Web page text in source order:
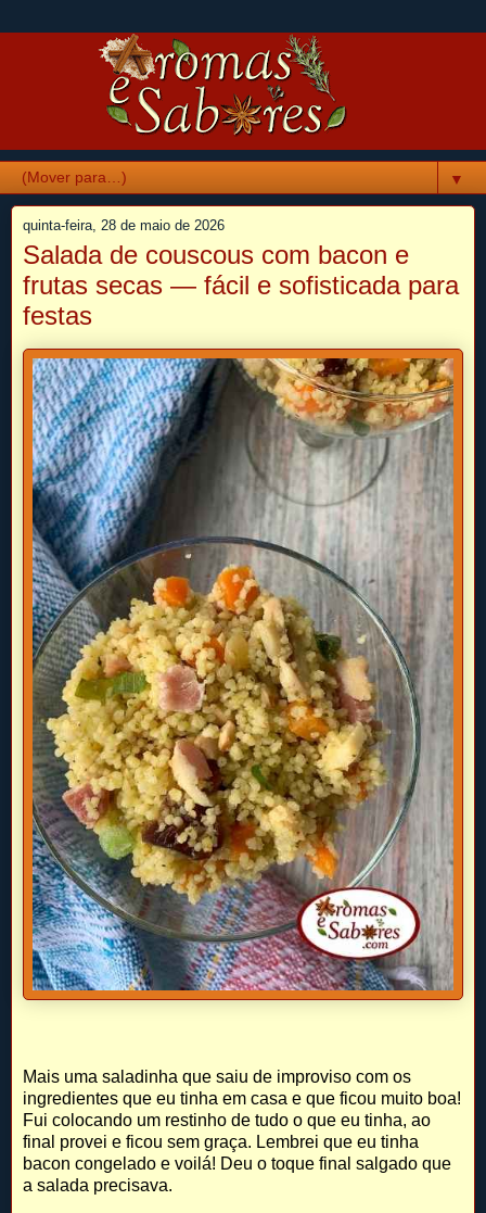
▼
quinta-feira, 28 de maio de 2026
Salada de couscous com bacon e
frutas secas — fácil e sofisticada para
festas
Mais uma saladinha que saiu de improviso com os
ingredientes que eu tinha em casa e que ficou muito boa!
Fui colocando um restinho de tudo o que eu tinha, ao
final provei e ficou sem graça. Lembrei que eu tinha
bacon congelado e voilá! Deu o toque final salgado que
a salada precisava.